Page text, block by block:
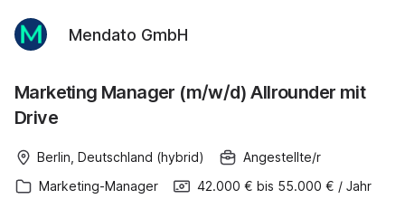
Mendato GmbH
Marketing Manager (m/w/d) Allrounder mit
Drive
Berlin, Deutschland (hybrid)
Angestellte/r
Marketing-Manager
42.000 € bis 55.000 € / Jahr